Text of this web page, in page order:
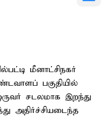
மீனாட்சிநகர்
பகுதியில்
சடலமாக இறந்து
அதிர்ச்சியடைந்த